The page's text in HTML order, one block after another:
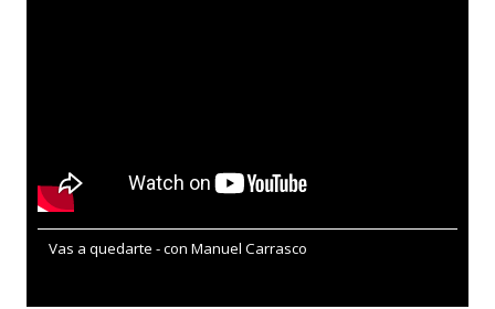
Vas a quedarte - con Manuel Carrasco